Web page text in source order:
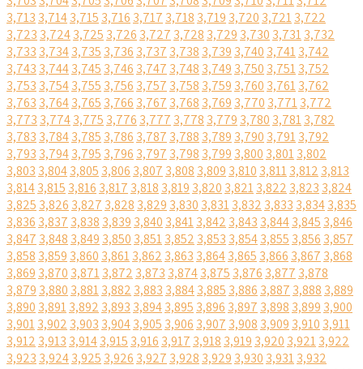
3,713 3,7143,715 3,716 3,717 3,718 3,719 3,720 3,7213,722
3,723 3,7243,725 3,726 3,727 3,728 3,729 3,730 3,7313,732
3,733 3,7343,735 3,736 3,737 3,738 3,739 3,740 3,7413,742
3,743 3,7443,745 3,746 3,747 3,748 3,749 3,750 3,7513,752
3,753 3,7543,755 3,756 3,757 3,758 3,759 3,760 3,7613,762
3,763 3,7643,765 3,766 3,767 3,768 3,769 3,770 3,7713,772
3,773 3,7743,775 3,776 3,777 3,778 3,779 3,780 3,7813,782
3,783 3,7843,785 3,786 3,787 3,788 3,789 3,790 3,7913,792
3,793 3,7943,795 3,796 3,797 3,798 3,799 3,800 3,8013,802
3,803 3,8043,805 3,806 3,807 3,808 3,809 3,810 3,8113,812 3,813
3,8143,815 3,816 3,817 3,818 3,819 3,820 3,8213,822 3,823 3,824
3,825 3,826 3,827 3,828 3,829 3,830 3,8313,832 3,833 3,8343,835
3,836 3,837 3,838 3,839 3,840 3,8413,842 3,843 3,8443,845 3,846
3,847 3,848 3,849 3,850 3,8513,852 3,853 3,8543,855 3,856 3,857
3,858 3,859 3,860 3,8613,862 3,863 3,8643,865 3,866 3,867 3,868
3,869 3,870 3,8713,872 3,873 3,8743,875 3,876 3,877 3,878
3,879 3,880 3,8813,882 3,883 3,8843,885 3,886 3,887 3,888 3,889
3,890 3,8913,892 3,893 3,8943,895 3,896 3,897 3,898 3,899 3,900
3,9013,902 3,903 3,9043,905 3,906 3,907 3,908 3,909 3,910 3,911
3,912 3,913 3,9143,915 3,916 3,917 3,918 3,919 3,920 3,9213,922
3,923 3,9243,925 3,926 3,927 3,928 3,929 3,930 3,9313,932